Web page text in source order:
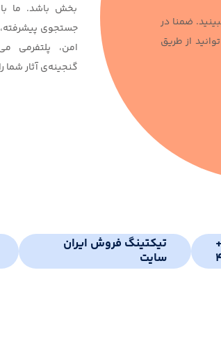
ضمنا در
از طریق
بخش باشد. ما با
جستجوی
امن، پلتفرمی
گنجینه‌ی آثار
تیکتینگ فروش ایران
سایت